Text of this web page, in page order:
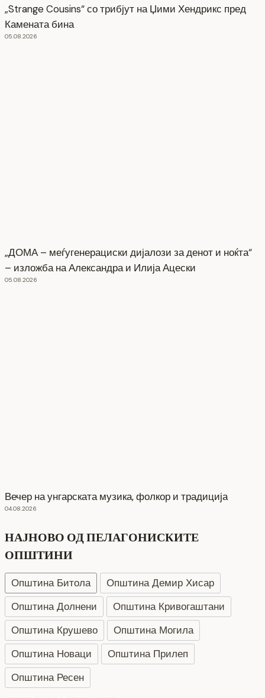
„Strange Cousins“ со трибјут на Џими Хендрикс пред
Камената бина
05.08.2026
„ДОМА – меѓугенерациски дијалози за денот и ноќта“
– изложба на Александра и Илија Ацески
05.08.2026
Вечер на унгарската музика, фолкор и традиција
04.08.2026
НАЈНОВО ОД ПЕЛАГОНИСКИТЕ
ОПШТИНИ
Општина Битола
Општина Демир Хисар
Општина Долнени
Општина Кривогаштани
Општина Крушево
Општина Могила
Општина Новаци
Општина Прилеп
Општина Ресен